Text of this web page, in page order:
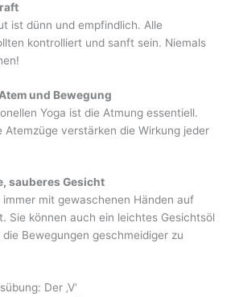
ist dünn und empfindlich. Alle
kontrolliert und sanft sein. Niemals
und Bewegung
Yoga ist die Atmung essentiell.
Atemzüge verstärken die Wirkung jeder
sauberes Gesicht
immer mit gewaschenen Händen auf
Sie können auch ein leichtes Gesichtsöl
Bewegungen geschmeidiger zu
Der ‚V‘